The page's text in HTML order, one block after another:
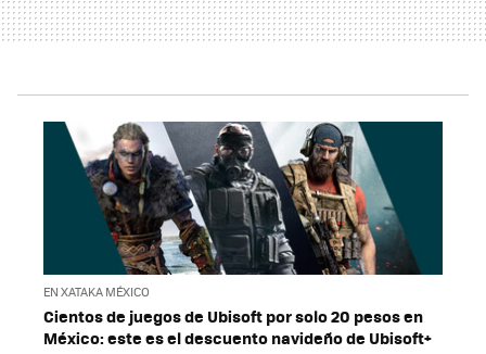
EN XATAKA MÉXICO
Cientos de juegos de Ubisoft por solo 20 pesos en
México: este es el descuento navideño de Ubisoft+